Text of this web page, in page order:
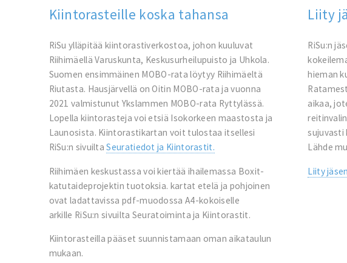
Kiintorasteille koska tahansa
RiSu ylläpitää kiintorastiverkostoa, johon kuuluvat
Riihimäellä Varuskunta, Keskusurheilupuisto ja Uhkola.
Suomen ensimmäinen MOBO-rata löytyy Riihimäeltä
Riutasta. Hausjärvellä on Oitin MOBO-rata ja vuonna
2021 valmistunut Ykslammen MOBO-rata Ryttylässä.
Lopella kiintorasteja voi etsiä Isokorkeen maastosta ja
Launosista. Kiintorastikartan voit tulostaa itsellesi
RiSu:n sivuiltaSeuratiedot ja Kiintorastit.
Riihimäen keskustassa voi kiertää ihailemassa Boxit-
katutaideprojektin tuotoksia. kartat etelä ja pohjoinen
ovat ladattavissa pdf-muodossa A4-kokoiselle
arkille RiSu:n sivuilta Seuratoiminta ja Kiintorastit.
Kiintorasteilla pääset suunnistamaan oman aikataulun
mukaan.
Liity
RiSu:n
hieman
aikaa,
sujuvasti
Lähde
Liity